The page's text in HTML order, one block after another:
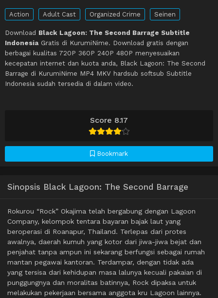
Score 8.17
Bookmark
Action Adult Cast Organized Crime Seinen
Download Black Lagoon: The Second Barrage Subtitle
Indonesia Gratis di KurumiNime. Download gratis dengan
berbagai kualitas 720P 360P 240P 480P menyesuaikan
kecepatan internet dan kuota anda, Black Lagoon: The Second
Barrage di KurumiNime MP4 MKV hardsub softsub Subtitle
Indonesia sudah tersedia di dalam video.
Sinopsis Black Lagoon: The Second Barrage
Rokurou “Rock” Okajima telah bergabung dengan Lagoon
Company, kelompok tentara bayaran bajak laut yang
beroperasi di Roanapur, Thailand. Terlepas dari protes
awalnya, daerah kumuh yang kotor dari jiwa-jiwa bejat dan
penjahat tanpa ampun ini sekarang berfungsi sebagai rumah
mantan pegawai kantoran. Terdampar, dengan tidak ada
yang tersisa dari kehidupan masa lalunya kecuali pakaian di
punggungnya dan moralitas batinnya, Rock dipaksa untuk
melakukan pekerjaan bersama anggota kru Lagoon lainnya.